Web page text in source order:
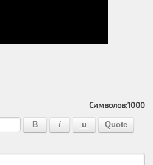
Символов:1000